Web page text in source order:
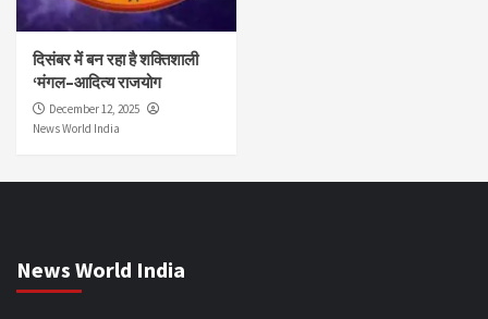
दिसंबर में बन रहा है शक्तिशाली
‘मंगल–आदित्य राजयोग
December 12, 2025
News World India
News World India